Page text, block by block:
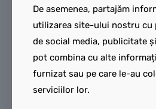
uimitoare înfățișează un
dragon cu 4 capete
luptându-se cu maleficul
șarpe Devoratorul care iese
din pământ. După ce ai
terminat de construit,
De asemenea, partajăm
utilizarea site-ului nostru cu
de social media, publicitate
pot combina cu alte
furnizat sau pe care le-au
serviciilor lor.